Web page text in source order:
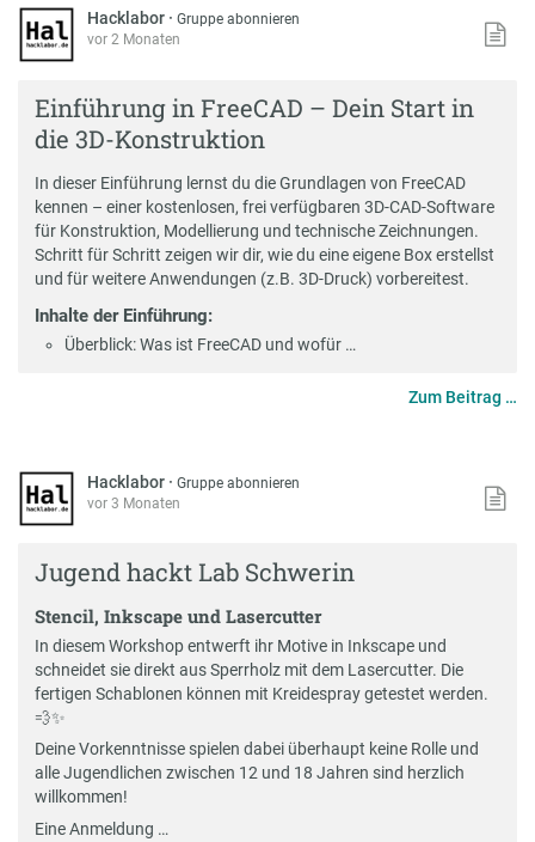
Hacklabor ·Gruppe abonnieren
vor 2 Monaten
Einführung in FreeCAD – Dein Start in
die 3D-Konstruktion
In dieser Einführung lernst du die Grundlagen von FreeCAD
kennen – einer kostenlosen, frei verfügbaren 3D-CAD-Software
für Konstruktion, Modellierung und technische Zeichnungen.
Schritt für Schritt zeigen wir dir, wie du eine eigene Box erstellst
und für weitere Anwendungen (z.B. 3D-Druck) vorbereitest.
Inhalte der Einführung:
Überblick: Was ist FreeCAD und wofür …
Zum Beitrag …
Hacklabor ·Gruppe abonnieren
vor 3 Monaten
Jugend hackt Lab Schwerin
Stencil, Inkscape und Lasercutter
In diesem Workshop entwerft ihr Motive in Inkscape und
schneidet sie direkt aus Sperrholz mit dem Lasercutter. Die
fertigen Schablonen können mit Kreidespray getestet werden.
💨✨
Deine Vorkenntnisse spielen dabei überhaupt keine Rolle und
alle Jugendlichen zwischen 12 und 18 Jahren sind herzlich
willkommen!
Eine Anmeldung …